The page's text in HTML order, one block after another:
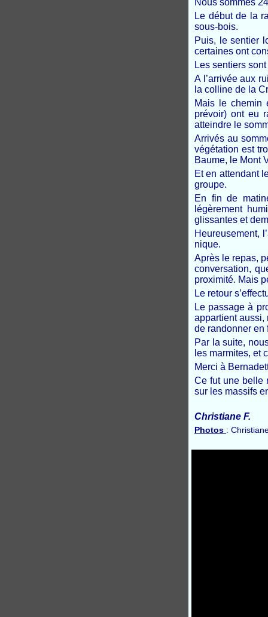
Le début de la
sous-bois.
Puis, le sentier
certaines ont
Les sentiers
A l’arrivée aux
la colline de la
Mais le chemin
prévoir) ont eu
atteindre le
Arrivés au
végétation est
Baume, le Mont
Et en attendant
groupe.
En fin de
légèrement
glissantes et
Heureusement,
nique.
Après le repas,
conversation,
proximité. Mais
Le retour
Le passage à
appartient aussi,
de randonner en
Par la suite,
les marmites, et
Merci à
Ce fut une belle
sur les massifs
Christiane F.
Photos :